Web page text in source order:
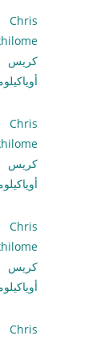
Chris
كريس
Chris
كريس
Chris
كريس
Chris